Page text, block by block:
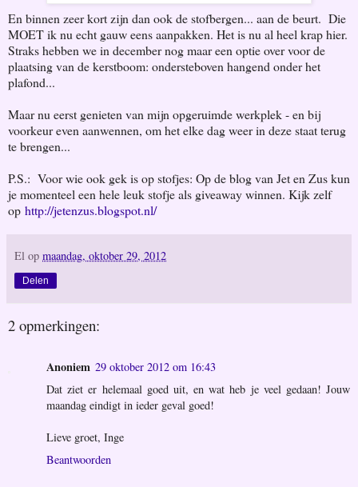
En binnen zeer kort zijn dan ook de stofbergen... aan de beurt. Die
MOET ik nu echt gauw eens aanpakken. Het is nu al heel krap hier.
Straks hebben we in december nog maar een optie over voor de
plaatsing van de kerstboom: ondersteboven hangend onder het
plafond...
Maar nu eerst genieten van mijn opgeruimde werkplek - en bij
voorkeur even aanwennen, om het elke dag weer in deze staat terug
te brengen...
P.S.: Voor wie ook gek is op stofjes: Op de blog van Jet en Zus kun
je momenteel een hele leuk stofje als giveaway winnen. Kijk zelf
op http://jetenzus.blogspot.nl/
El op maandag, oktober 29, 2012
Delen
2 opmerkingen:
Anoniem 29 oktober 2012 om 16:43
Dat ziet er helemaal goed uit, en wat heb je veel gedaan! Jouw
maandag eindigt in ieder geval goed!
Lieve groet, Inge
Beantwoorden